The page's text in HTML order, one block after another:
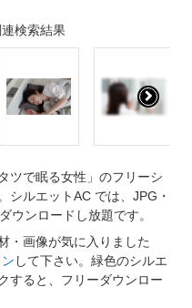
検索結果
ツで眠る女性」のフリーシ
シルエットAC では、JPG・
ウンロードし放題です。
・画像が気に入りました
して下さい。緑色のシルエ
すると、フリーダウンロー